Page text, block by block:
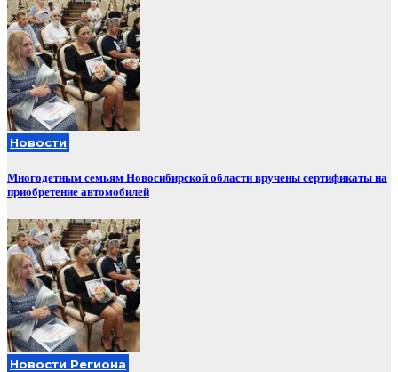
Новости
Многодетным семьям Новосибирской области вручены сертификаты на
приобретение автомобилей
Новости Региона